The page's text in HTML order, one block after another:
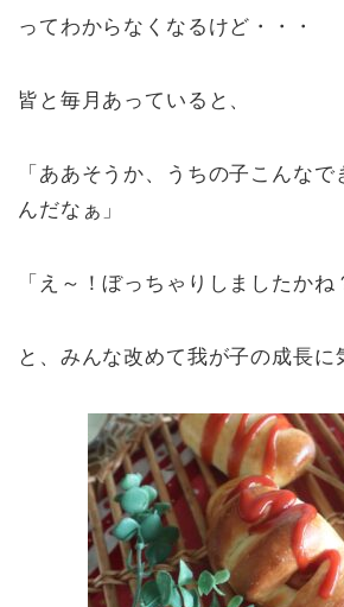
ってわからなくなるけど・・・
皆と毎月あっていると、
「ああそうか、うちの子こんなで
んだなぁ」
「え～！ぼっちゃりしましたかね
と、みんな改めて我が子の成長